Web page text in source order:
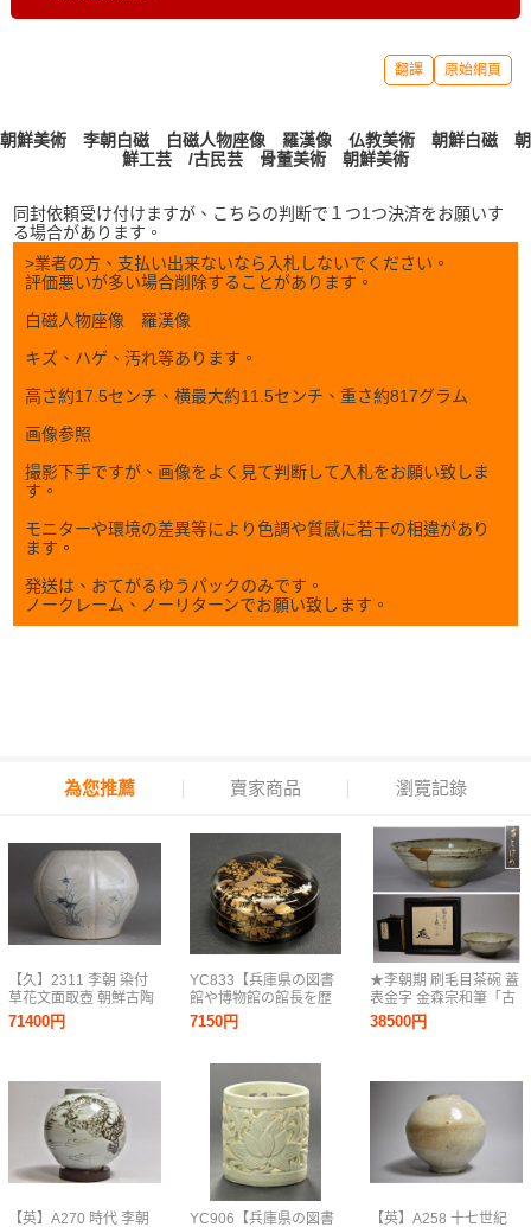
翻譯 原始網頁
朝鮮美術 李朝白磁 白磁人物座像 羅漢像 仏教美術 朝鮮白磁 朝
鮮工芸 /古民芸 骨董美術 朝鮮美術
同封依頼受け付けますが、こちらの判断で１つ1つ決済をお願いす
る場合があります。
>業者の方 、支払い出来ないなら入札しないでください。
評価悪いが多い場合削除することがあります。
白磁人物座像 羅漢像
キズ、ハゲ、汚れ等あります。
高さ約17.5センチ、横最大約11.5センチ、重さ約817グラム
画像参照
撮影下手ですが、画像をよく見て判断して入札をお願い致しま
す。
モニターや環境の差異等により色調や質感に若干の相違があり
ます。
発送は、おてがるゆうパックのみです。
ノークレーム、ノーリターンでお願い致します。
為您推薦 賣家商品 瀏覽記錄
【久】2311 李朝 染付
草花文面取壺 朝鮮古陶
磁 朝鮮美術 骨董品
71400円
【英】A270 時代 李朝
YC833【兵庫県の図書
館や博物館の館長を歴
任された歴史研究家遺
族委託品】江戸時代
7150円
YC906【兵庫県の図書
★李朝期 刷毛目茶碗 蓋
表金字 金森宗和筆「古
はけめ」次第最高 漆箱
茶道具
38500円
【英】A258 十七世紀